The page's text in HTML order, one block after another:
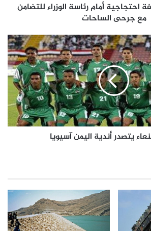
أمام رئاسة الوزراء للتضامن
مع جرحى الساحات
يتصدر أندية اليمن آسيويا